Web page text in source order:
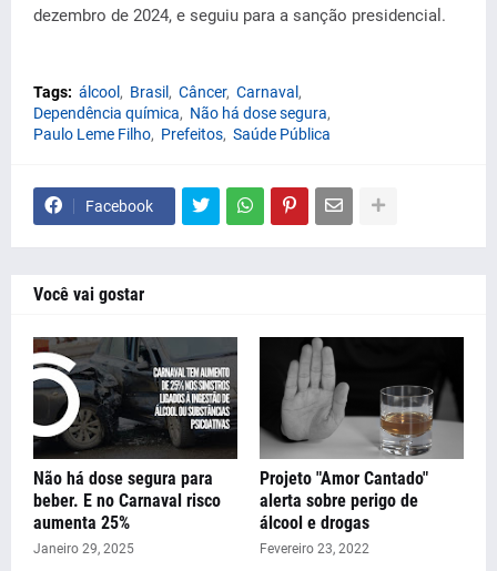
dezembro de 2024, e seguiu para a sanção presidencial.
Tags: álcool Brasil Câncer Carnaval
Dependência química
Não há dose segura
Paulo Leme Filho
Prefeitos Saúde Pública
Facebook
Você vai gostar
Não há dose segura para
beber. E no Carnaval risco
aumenta 25%
Janeiro 29, 2025
Projeto "Amor Cantado"
alerta sobre perigo de
álcool e drogas
Fevereiro 23, 2022